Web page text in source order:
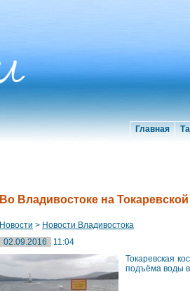
Главная
Во Владивостоке на
Новости > Новости Владивостока
02.09.2016
11:04
Токаревская
подъёма воды